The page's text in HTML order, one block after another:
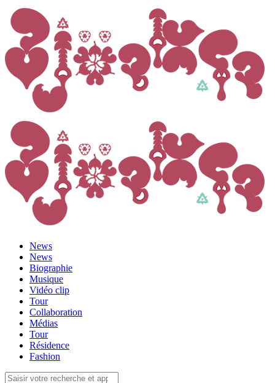
News
News
Biographie
Musique
Vidéo clip
Tour
Collaboration
Médias
Tour
Résidence
Fashion